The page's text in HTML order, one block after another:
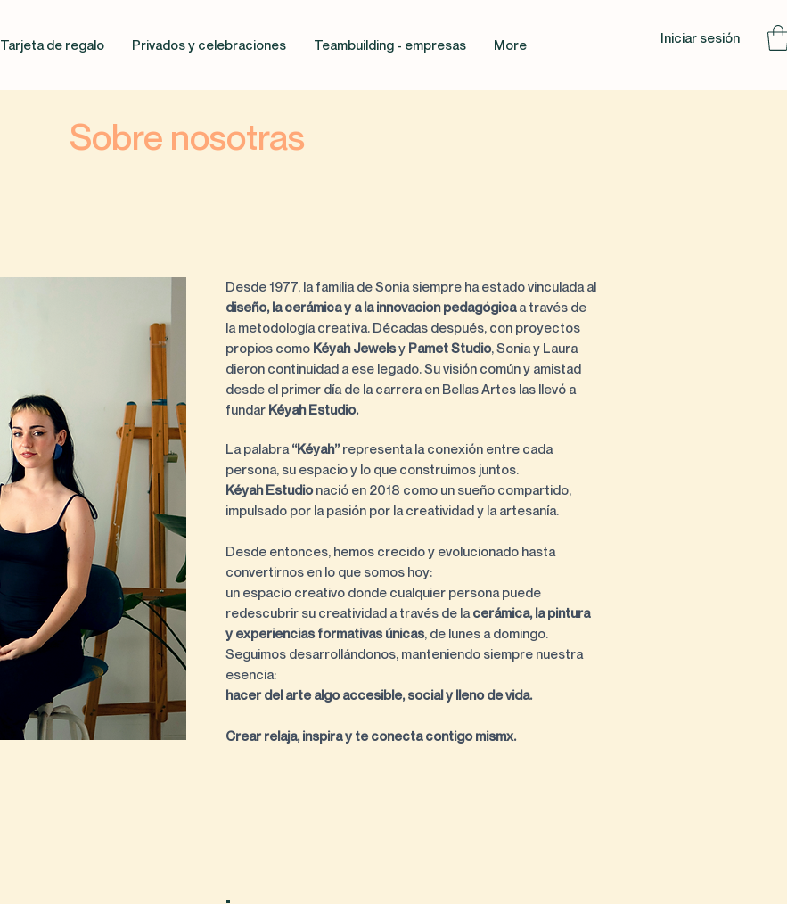
Tarjeta de regalo Privados y celebraciones Teambuilding - empresas More Iniciar sesión
Sobre nosotras
Desde 1977, la familia de Sonia siempre ha estado vinculada al
diseño, la cerámica y a la innovación pedagógicaa través de
la metodología creativa. Décadas después, con proyectos
propios como Kéyah Jewelsy Pamet Studio, Sonia y Laura
dieron continuidad a ese legado. Su visión común y amistad
desde el primer día de la carrera en Bellas Artes las llevó a
fundar Kéyah Estudio.
La palabra “Kéyah”representa la conexión entre cada
persona, su espacio y lo que construimos juntos.
Kéyah Estudionació en 2018 como un sueño compartido,
impulsado por la pasión por la creatividad y la artesanía.
Desde entonces, hemos crecido y evolucionado hasta
convertirnos en lo que somos hoy:
un espacio creativo donde cualquier persona puede
redescubrir su creatividad a través de la cerámica, la pintura
y experiencias formativas únicas, de lunes a domingo.
Seguimos desarrollándonos, manteniendo siempre nuestra
esencia:
hacer del arte algo accesible, social y lleno de vida.
Crear relaja, inspira y te conecta contigo mismx.